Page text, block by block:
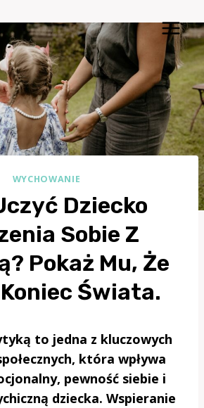
WYCHOWANIE
Dziecko
Sobie Z
Pokaż Mu, Że
Koniec Świata.
to jedna z kluczowych
która wpływa
pewność siebie i
dziecka. Wspieranie